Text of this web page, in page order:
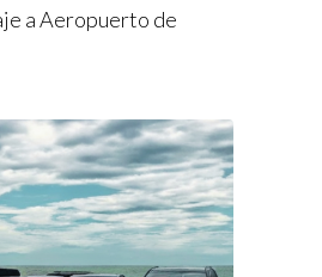
a Aeropuerto de